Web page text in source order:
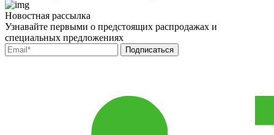
Новостная рассылка
Узнавайте первыми о предстоящих распродажах и
специальных предложениях